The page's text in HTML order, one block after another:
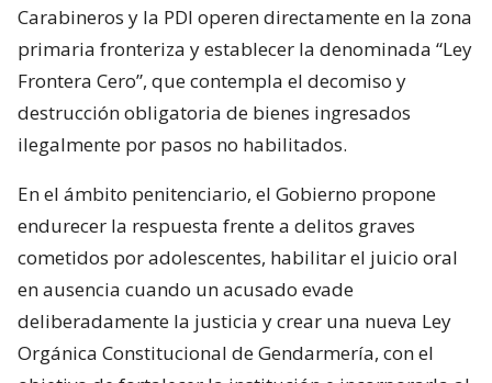
Carabineros y la PDI operen directamente en la zona
primaria fronteriza y establecer la denominada “Ley
Frontera Cero”, que contempla el decomiso y
destrucción obligatoria de bienes ingresados
ilegalmente por pasos no habilitados.
En el ámbito penitenciario, el Gobierno propone
endurecer la respuesta frente a delitos graves
cometidos por adolescentes, habilitar el juicio oral
en ausencia cuando un acusado evade
deliberadamente la justicia y crear una nueva Ley
Orgánica Constitucional de Gendarmería, con el